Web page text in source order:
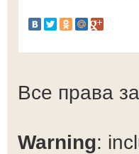
Все права
Warning: